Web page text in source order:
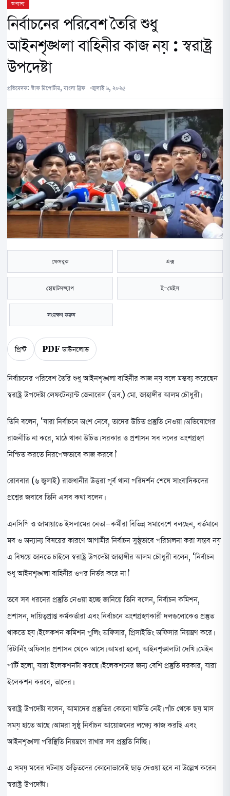
অন্যান্য
নির্বাচনের পরিবেশ তৈরি শুধু
আইনশৃঙ্খলা বাহিনীর কাজ নয় : স্বরাষ্ট্র
উপদেষ্টা
প্রতিবেদক: স্টাফ রিপোর্টার, বাংলা ব্রিফ জুলাই ৬, ২০২৫
ফেসবুক এক্স
হোয়াটসঅ্যাপ ই-মেইল
সংরক্ষণ করুন
প্রিন্ট PDF ডাউনলোড
নির্বাচনের পরিবেশ তৈরি শুধু আইনশৃঙ্খলা বাহিনীর কাজ নয় বলে মন্তব্য করেছেন
স্বরাষ্ট্র উপদেষ্টা লেফটেন্যান্ট জেনারেল (অব.) মো. জাহাঙ্গীর আলম চৌধুরী।
তিনি বলেন, ‘যারা নির্বাচনে অংশ নেবে, তাদের উচিত প্রস্তুতি নেওয়া। অভিযোগের
রাজনীতি না করে, মাঠে থাকা উচিত। সরকার ও প্রশাসন সব দলের অংশগ্রহণ
নিশ্চিত করতে নিরপেক্ষভাবে কাজ করবে।’
রোববার (৬ জুলাই) রাজধানীর উত্তরা পূর্ব থানা পরিদর্শন শেষে সাংবাদিকদের
প্রশ্নের জবাবে তিনি এসব কথা বলেন।
এনসিপি ও জামায়াতে ইসলামের নেতা-কর্মীরা বিভিন্ন সমাবেশে বলছেন, বর্তমানে
মব ও অন্যান্য বিষয়ের কারণে আগামীর নির্বাচন সুষ্ঠুভাবে পরিচালনা করা সম্ভব নয়।
এ বিষয়ে জানতে চাইলে স্বরাষ্ট্র উপদেষ্টা জাহাঙ্গীর আলম চৌধুরী বলেন, ‘নির্বাচন
শুধু আইনশৃঙ্খলা বাহিনীর ওপর নির্ভর করে না।’
তবে সব ধরনের প্রস্তুতি নেওয়া হচ্ছে জানিয়ে তিনি বলেন, নির্বাচন কমিশন,
প্রশাসন, দায়িত্বপ্রাপ্ত কর্মকর্তারা এবং নির্বাচনে অংশগ্রহণকারী দলগুলোকেও প্রস্তুত
থাকতে হয়। ইলেকশন কমিশন পুলিং অফিসার, প্রিসাইডিং অফিসার নিয়ন্ত্রণ করে।
রিটার্নিং অফিসার প্রশাসন থেকে আসে। আমরা হলো, আইনশৃঙ্খলাটা দেখি। মেইন
পার্টি হলো, যারা ইলেকশনটা করছে। ইলেকশনের জন্য বেশি প্রস্তুতি দরকার, যারা
ইলেকশন করবে, তাদের।
স্বরাষ্ট্র উপদেষ্টা বলেন, আমাদের প্রস্তুতির কোনো ঘাটতি নেই। পাঁচ থেকে ছয় মাস
সময় হাতে আছে। আমরা সুষ্ঠু নির্বাচন আয়োজনের লক্ষ্যে কাজ করছি এবং
আইনশৃঙ্খলা পরিস্থিতি নিয়ন্ত্রণে রাখার সব প্রস্তুতি নিচ্ছি।
এ সময় মবের ঘটনায় জড়িতদের কোনোভাবেই ছাড় দেওয়া হবে না উল্লেখ করেন
স্বরাষ্ট্র উপদেষ্টা।